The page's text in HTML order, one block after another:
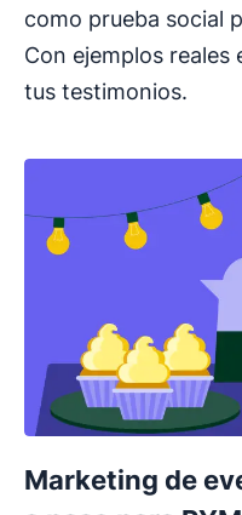
como prueba social
Con ejemplos
tus testimonios.
Marketing de